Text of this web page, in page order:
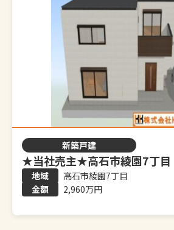
新築戸建
★当社売主★高石市綾園7丁
高石市綾園7丁目
2,960万円